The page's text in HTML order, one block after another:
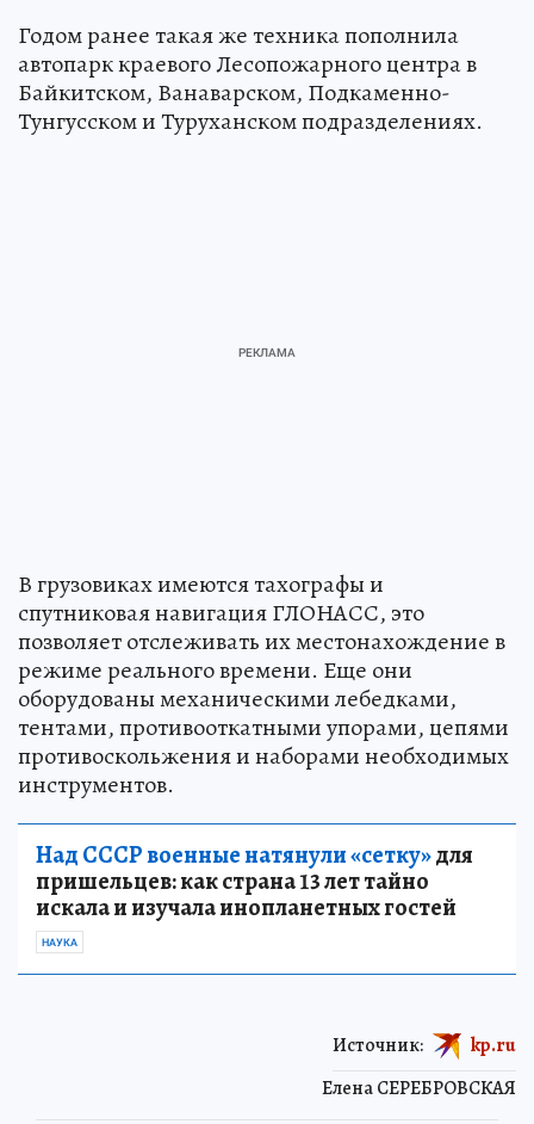
Годом ранее такая же техника пополнила
автопарк краевого Лесопожарного центра в
Байкитском, Ванаварском, Подкаменно-
Тунгусском и Туруханском подразделениях.
В грузовиках имеются тахографы и
спутниковая навигация ГЛОНАСС, это
позволяет отслеживать их местонахождение в
режиме реального времени. Еще они
оборудованы механическими лебедками,
тентами, противооткатными упорами, цепями
противоскольжения и наборами необходимых
инструментов.
Над СССР военные натянули «сетку»для
пришельцев: как страна 13 лет тайно
искала и изучала инопланетных гостей
НАУКА
Елена СЕРЕБРОВСКАЯ
Источник: kp.ru